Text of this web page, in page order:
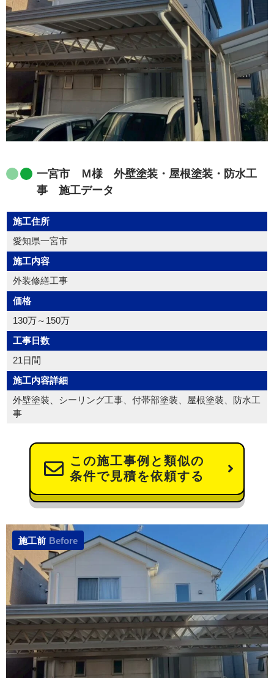
一宮市 Ｍ様 外壁塗装・屋根塗装・防水工
事 施工データ
施工住所
愛知県一宮市
施工内容
外装修繕工事
価格
130万～150万
工事日数
21日間
施工内容詳細
外壁塗装、シーリング工事、付帯部塗装、屋根塗装、防水工
事
この施工事例と類似の
条件で見積を依頼する
施工前 Before